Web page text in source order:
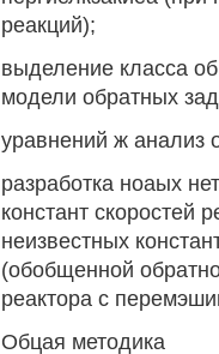
реакций);
выделение класса
модели обратных
уравнений ж анализ
разработка ноаых
констант скоростей
неизвестных
(обобщенной
реактора с
Обцая методика